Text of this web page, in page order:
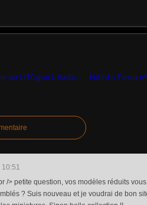
ACMAT 6x6 TPK 6.50 avitailleur au 1/50 (par J. Hadacek)
10:51
/> petite question, vos modèles réduits
? Suis nouveau et je voudrai de bon